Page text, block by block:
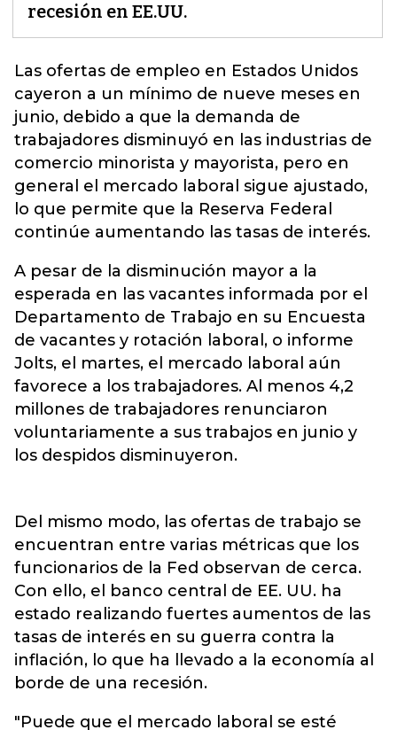
recesión en EE.UU.
Las ofertas de empleo en Estados Unidos
cayeron a un mínimo de nueve meses en
junio, debido a que la demanda de
trabajadores disminuyó en las industrias de
comercio minorista y mayorista, pero en
general el mercado laboral sigue ajustado,
lo que permite que la Reserva Federal
continúe aumentando las tasas de interés.
A pesar de la disminución mayor a la
esperada en las vacantes informada por el
Departamento de Trabajo en su Encuesta
de vacantes y rotación laboral, o informe
Jolts, el martes, el mercado laboral aún
favorece a los trabajadores. Al menos 4,2
millones de trabajadores renunciaron
voluntariamente a sus trabajos en junio y
los despidos disminuyeron.
Del mismo modo, las ofertas de trabajo se
encuentran entre varias métricas que los
funcionarios de la Fed observan de cerca.
Con ello, el banco central de EE. UU. ha
estado realizando fuertes aumentos de las
tasas de interés en su guerra contra la
inflación, lo que ha llevado a la economía al
borde de una recesión.
"Puede que el mercado laboral se esté